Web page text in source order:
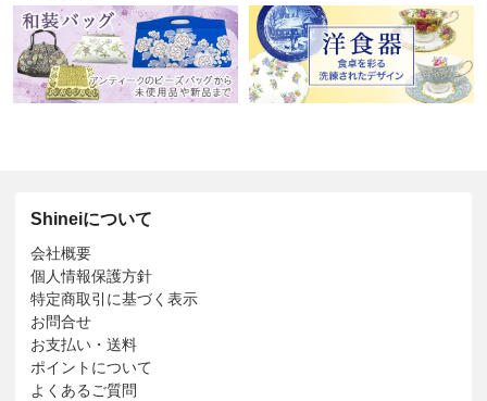
Shineiについて
会社概要
個人情報保護方針
特定商取引に基づく表示
お問合せ
お支払い・送料
ポイントについて
よくあるご質問